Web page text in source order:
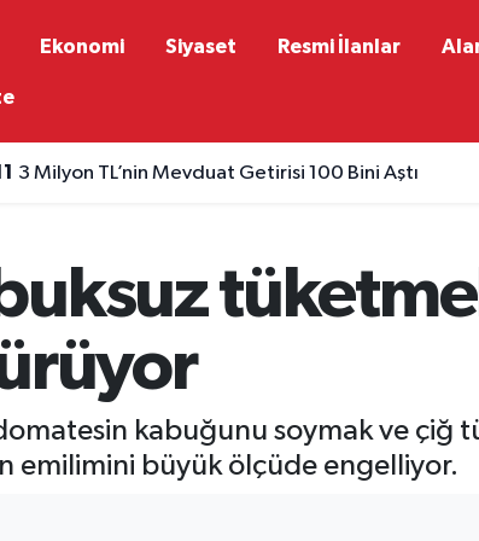
Ekonomi Siyaset Resmi İlanlar
3 Milyon TL’nin Mevduat Getirisi 100 Bini Aştı
kabuğunu soymak ve çiğ
emilimini büyük ölçüde engelliyor.